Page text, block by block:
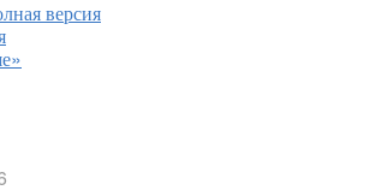
версия